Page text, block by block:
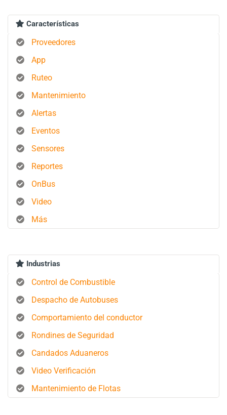
Características
Proveedores
App
Ruteo
Mantenimiento
Alertas
Eventos
Sensores
Reportes
OnBus
Video
Más
Industrias
Control de Combustible
Despacho de Autobuses
Comportamiento del conductor
Rondines de Seguridad
Candados Aduaneros
Video Verificación
Mantenimiento de Flotas